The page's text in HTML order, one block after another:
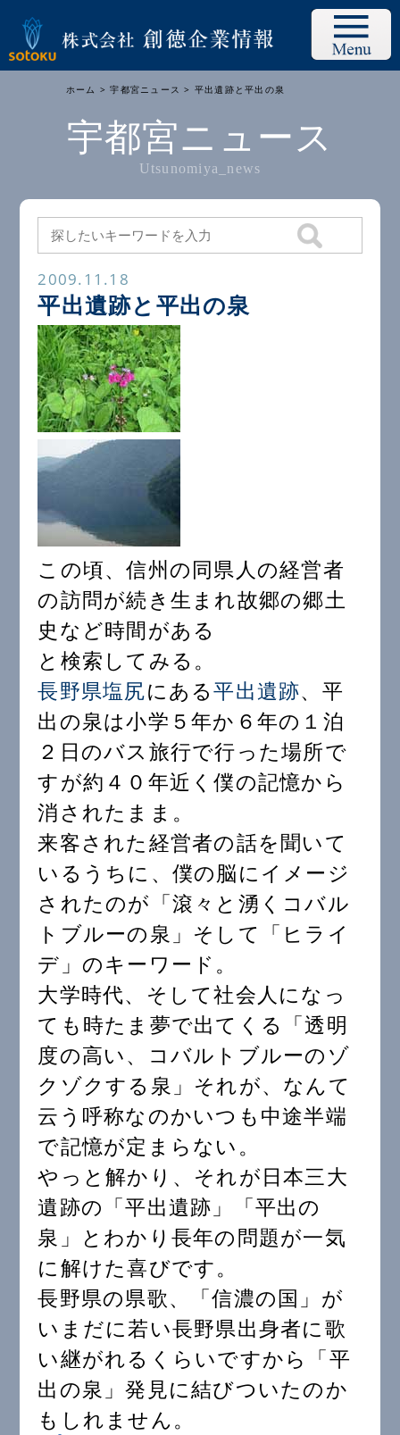
ホーム >宇都宮ニュース > 平出遺跡と平出の泉
宇都宮ニュース
Utsunomiya_news
2009.11.18
平出遺跡と平出の泉
この頃、信州の同県人の経営者
の訪問が続き生まれ故郷の郷土
史など時間がある
と検索してみる。
長野県塩尻にある平出遺跡、平
出の泉は小学５年か６年の１泊
２日のバス旅行で行った場所で
すが約４０年近く僕の記憶から
消されたまま。
来客された経営者の話を聞いて
いるうちに、僕の脳にイメージ
されたのが「滾々と湧くコバル
トブルーの泉」そして「ヒライ
デ」のキーワード。
大学時代、そして社会人になっ
ても時たま夢で出てくる「透明
度の高い、コバルトブルーのゾ
クゾクする泉」それが、なんて
云う呼称なのかいつも中途半端
で記憶が定まらない。
やっと解かり、それが日本三大
遺跡の「平出遺跡」「平出の
泉」とわかり長年の問題が一気
に解けた喜びです。
長野県の県歌、「信濃の国」が
いまだに若い長野県出身者に歌
い継がれるくらいですから「平
出の泉」発見に結びついたのか
もしれません。